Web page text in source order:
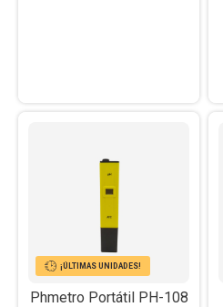
¡ÚLTIMAS UNIDADES!
Phmetro Portátil PH-108